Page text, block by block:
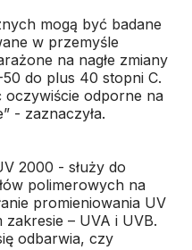
mogą być badane
w przemyśle
na nagłe zmiany
do plus 40 stopni C.
oczywiście odporne na
- zaznaczyła.
2000 - służy do
polimerowych na
promieniowania UV
– UVA i UVB.
odbarwia, czy